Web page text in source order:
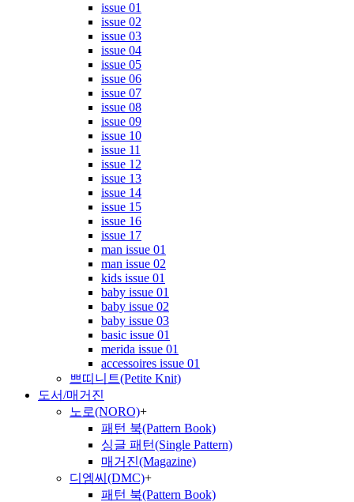
issue 01
issue 02
issue 03
issue 04
issue 05
issue 06
issue 07
issue 08
issue 09
issue 10
issue 11
issue 12
issue 13
issue 14
issue 15
issue 16
issue 17
man issue 01
man issue 02
kids issue 01
baby issue 01
baby issue 02
baby issue 03
basic issue 01
merida issue 01
accessoires issue 01
쁘띠니트(Petite Knit)
도서/매거진
노로(NORO)+
패턴 북(Pattern Book)
싱글 패턴(Single Pattern)
매거진(Magazine)
디엠씨(DMC)+
패턴 북(Pattern Book)